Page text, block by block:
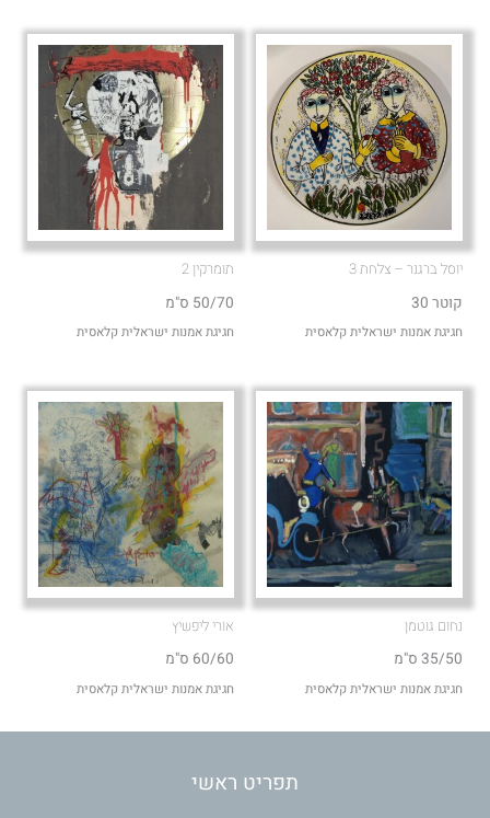
p
e
יוסל ברגנר – צלחת 3
קוטר 30
חגיגת אמנות ישראלית קלאסית
תומרקין 2
50/70 ס"מ
חגיגת אמנות ישראלית קלאסית
נחום גוטמן
35/50 ס"מ
חגיגת אמנות ישראלית קלאסית
אורי ליפשיץ
60/60 ס"מ
חגיגת אמנות ישראלית קלאסית
תפריט ראשי